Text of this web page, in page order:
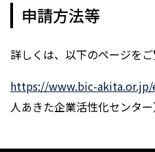
申請方法等
詳しくは、以下のページをご
https://www.bic-
人あきた企業活性化センター